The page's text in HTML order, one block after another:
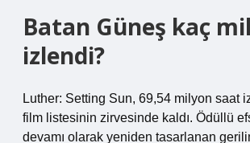
Batan Güneş kaç
izlendi?
Luther: Setting Sun, 69,54 milyon saat
film listesinin zirvesinde kaldı. Ödüllü
devamı olarak yeniden tasarlanan